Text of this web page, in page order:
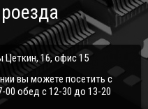
Цеткин, 16, офис 15
вы можете посетить с
00 обед с 12-30 до 13-20